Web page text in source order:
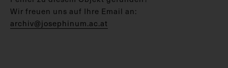
Wir freuen uns auf Ihre Email an:
archiv@josephinum.ac.at